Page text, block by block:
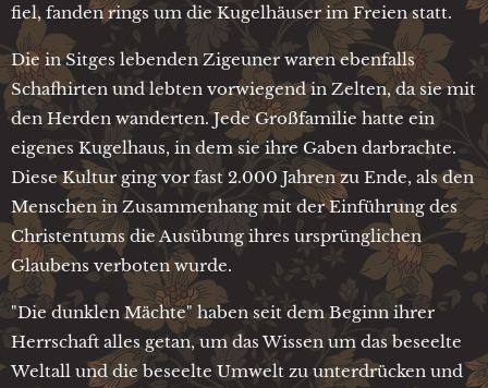
fiel, fanden rings um die Kugelhäuser im Freien statt.
Die in Sitges lebenden Zigeuner waren ebenfalls
Schafhirten und lebten vorwiegend in Zelten, da sie mit
den Herden wanderten. Jede Großfamilie hatte ein
eigenes Kugelhaus, in dem sie ihre Gaben darbrachte.
Diese Kultur ging vor fast 2.000 Jahren zu Ende, als den
Menschen in Zusammenhang mit der Einführung des
Christentums die Ausübung ihres ursprünglichen
Glaubens verboten wurde.
"Die dunklen Mächte" haben seit dem Beginn ihrer
Herrschaft alles getan, um das Wissen um das beseelte
Weltall und die beseelte Umwelt zu unterdrücken und